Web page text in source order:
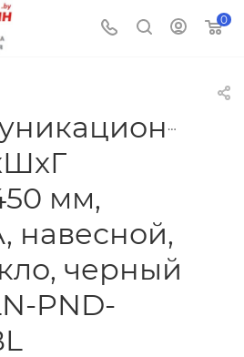
0
мм,
навесной,
черный
PND-